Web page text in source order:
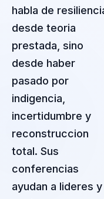
habla de
desde teoria
prestada, sino
desde haber
pasado por
indigencia,
incertidumbre y
reconstruccion
total. Sus
conferencias
ayudan a lideres y